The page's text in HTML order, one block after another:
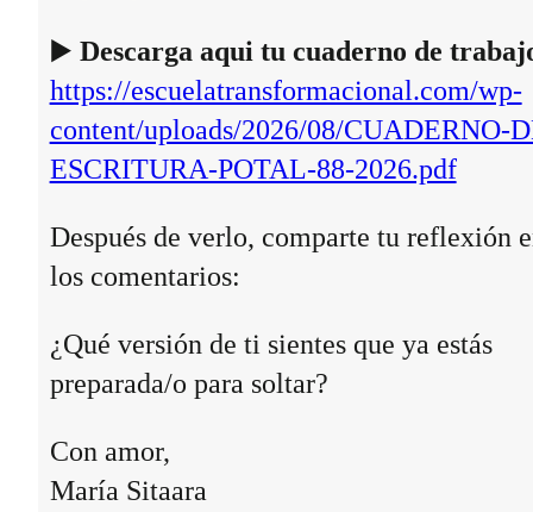
▶️ Descarga aqui tu cuaderno de
https://escuelatransformacional.com/wp-
content/uploads/2026/08/CUADERNO-
ESCRITURA-POTAL-88-2026.pdf
Después de verlo, comparte tu reflexión
los comentarios:
¿Qué versión de ti sientes que ya estás
preparada/o para soltar?
Con amor,
María Sitaara